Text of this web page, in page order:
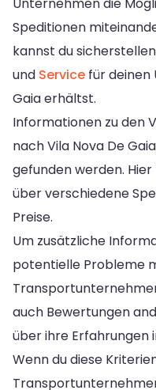
Speditionen
kannst du
und Service für deinen
Gaia erhältst.
Informationen zu den
nach Vila Nova De
gefunden werden.
über verschiedene
Preise.
Um zusätzliche
potentielle Probleme
auch Bewertungen
über ihre Erfahrungen
Wenn du diese